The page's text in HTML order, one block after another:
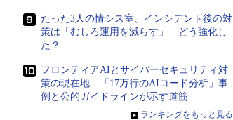
たった3人の情シス室、インシデント後の対
策は「むしろ運用を減らす」 どう強化し
た？
フロンティアAIとサイバーセキュリティ対
策の現在地 「17万行のAIコード分析」事
例と公的ガイドラインが示す道筋
» ランキングをもっと見る